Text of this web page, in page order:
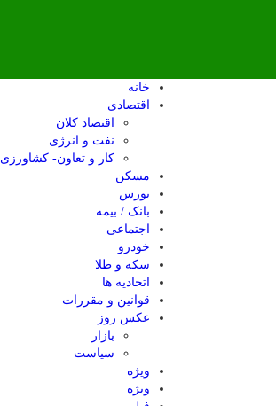
خانه
اقتصادی
اقتصاد کلان
نفت و انرژی
کار و تعاون- کشاورزی
مسکن
بورس
بانک / بیمه
اجتماعی
خودرو
سکه و طلا
اتحادیه ها
قوانین و مقررات
عکس روز
بازار
سیاست
ویژه
ویژه